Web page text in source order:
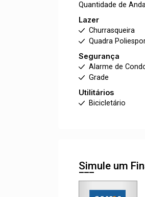
Quantidade de
Lazer
Churrasqueira
Quadra
Segurança
Alarme de
Grade
Utilitários
Bicicletário
Simule um